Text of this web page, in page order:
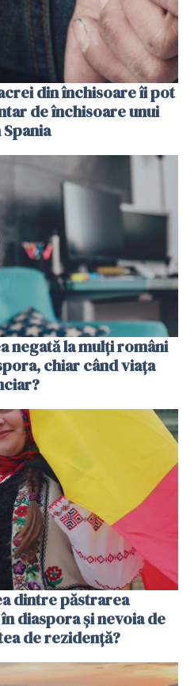
din închisoare îi pot
de închisoare unui
negată la mulți români
chiar când viața
dintre păstrarea
diaspora și nevoia de
de rezidență?